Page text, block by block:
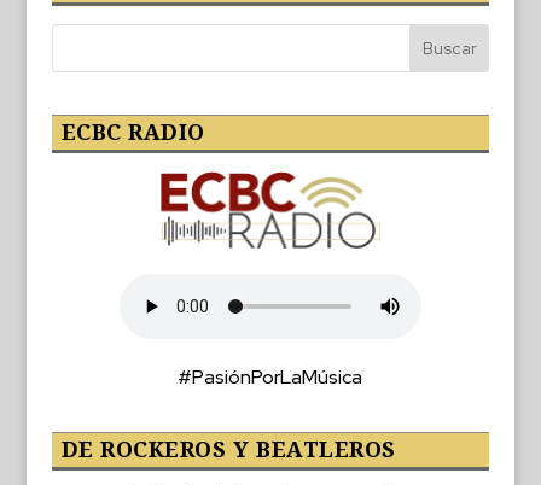
ECBC RADIO
#PasiónPorLaMúsica
DE ROCKEROS Y BEATLEROS